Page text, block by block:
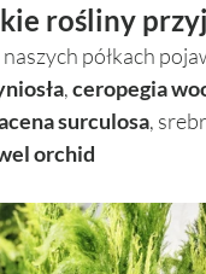
rośliny
naszych półkach
, ceropegia
surculosa,
orchid